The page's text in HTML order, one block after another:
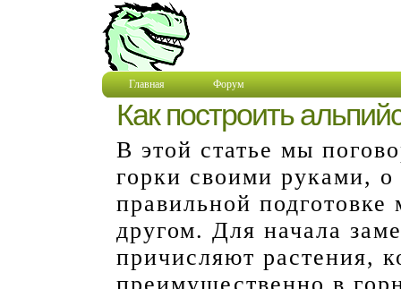
Главная Форум
Как построить
В этой статье мы
горки своими руками,
правильной
другом. Для начала
причисляют растения,